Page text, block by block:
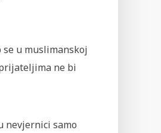
u muslimanskoj
ne bi
nevjernici samo